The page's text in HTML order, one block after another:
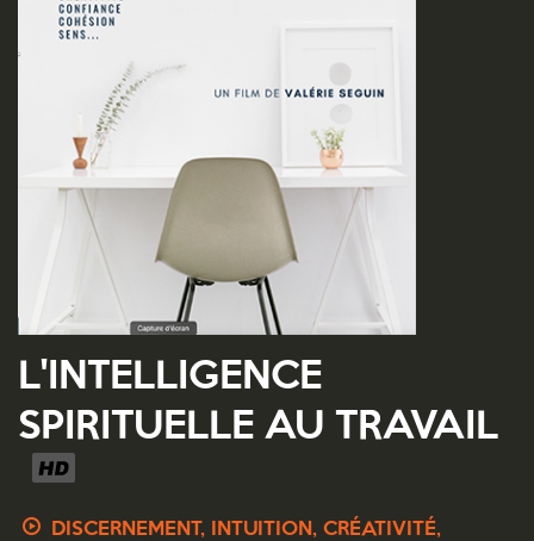
L'INTELLIGENCE
SPIRITUELLE AU TRAVAIL
DISCERNEMENT, INTUITION, CRÉATIVITÉ,